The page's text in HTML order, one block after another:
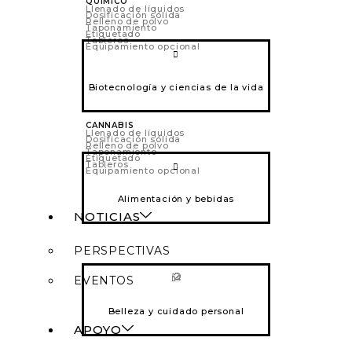
Llenado de líquidos
Dosificación sólida
Relleno de polvo
Taponamiento
Etiquetado
Tableros
Equipamiento opcional
CANNABIS
Llenado de líquidos
Dosificación sólida
Relleno de polvo
Taponamiento
Etiquetado
Tableros
Equipamiento opcional
NOTICIAS
PERSPECTIVAS
EVENTOS
APOYO
Biotecnología y ciencias de la vida
Alimentación y bebidas
Belleza y cuidado personal